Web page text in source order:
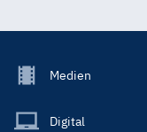
Footer
Main
Medien
Digital